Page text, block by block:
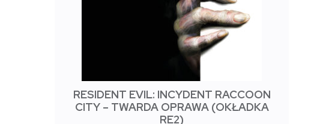
RESIDENT EVIL: INCYDENT RACCOON
CITY – TWARDA OPRAWA (OKŁADKA
RE2)